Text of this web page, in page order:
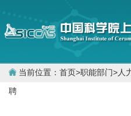
当前位置： 首页>职能部门>人
聘